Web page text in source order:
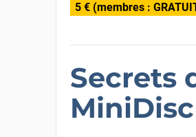
5 € (membres :
Secrets
MiniDisc